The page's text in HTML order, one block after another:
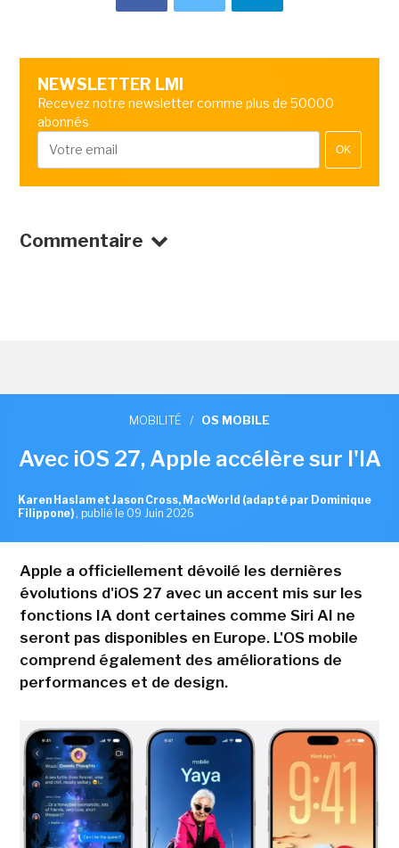
NEWSLETTER LMI
Recevez notre newsletter comme plus de 50000
abonnés
OK
Commentaire
MOBILITÉ / OS MOBILE
Avec iOS 27, Apple accélère sur l'IA
Karen Haslam et Jason Cross, MacWorld (adapté par Dominique
Filippone) , publié le 09 Juin 2026
Apple a officiellement dévoilé les dernières
évolutions d'iOS 27 avec un accent mis sur les
fonctions IA dont certaines comme Siri AI ne
seront pas disponibles en Europe. L'OS mobile
comprend également des améliorations de
performances et de design.